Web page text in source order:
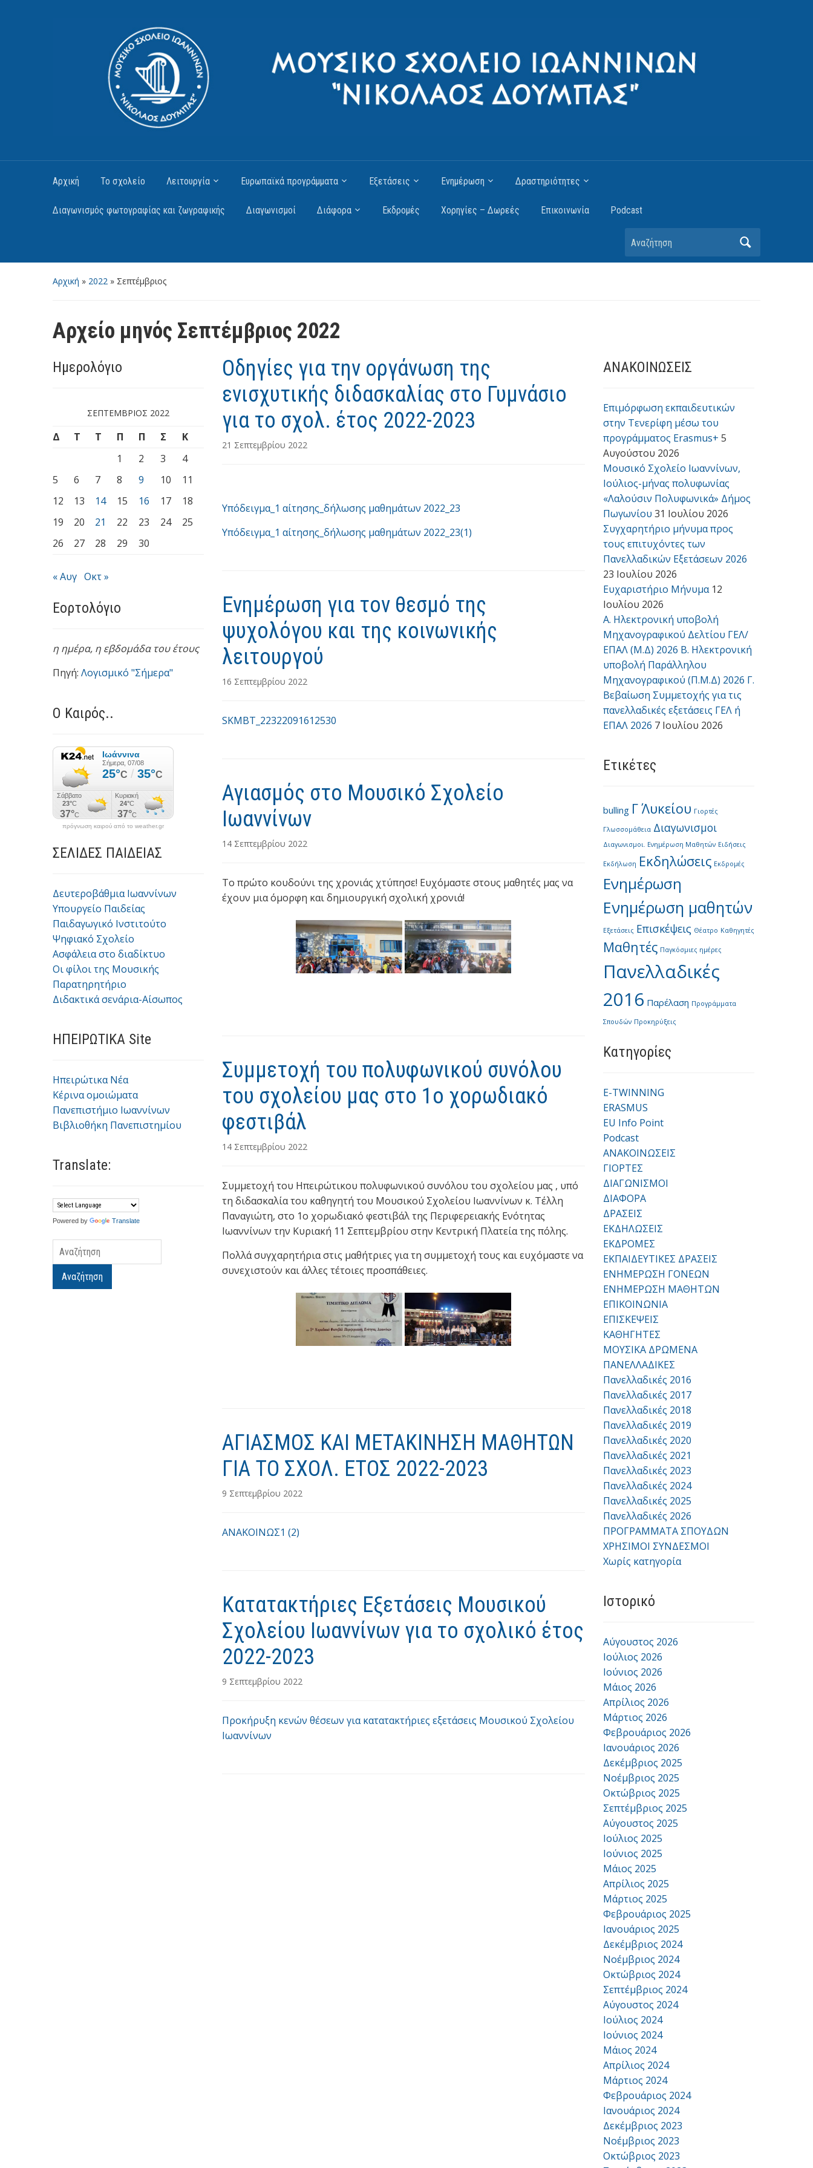
Αρχική Το σχολείο Λειτουργία Ευρωπαϊκά προγράμματα Εξετάσεις Ενημέρωση Δραστηριότητες
Διαγωνισμός φωτογραφίας και ζωγραφικής Διαγωνισμοί Διάφορα Εκδρομές Χορηγίες – Δωρεές Επικοινωνία Podcast
Αρχική » 2022 » Σεπτέμβριος
Αρχείο μηνός Σεπτέμβριος 2022
Ημερολόγιο
ΣΕΠΤΈΜΒΡΙΟΣ 2022
Δ Τ Τ Π Π Σ
Κ
1
2 3
4
5
6 7 8 9 10
11
12
13 14 15 16 17
18
19
20 21 22 23 24
25
26
27 28 29 30
« Αυγ Οκτ »
Εορτολόγιο
η ημέρα, η εβδομάδα του έτους
Πηγή: Λογισμικό "Σήμερα"
Ο Καιρός..
πρόγνωση καιρού από το weather.gr
ΣΕΛΙΔΕΣ ΠΑΙΔΕΙΑΣ
Δευτεροβάθμια Ιωαννίνων
Υπουργείο Παιδείας
Παιδαγωγικό Ινστιτούτο
Ψηφιακό Σχολείο
Ασφάλεια στο διαδίκτυο
Οι φίλοι της Μουσικής
Παρατηρητήριο
Διδακτικά σενάρια-Αίσωπος
ΗΠΕΙΡΩΤΙΚΑ Site
Ηπειρώτικα Νέα
Κέρινα ομοιώματα
Πανεπιστήμιο Ιωαννίνων
Βιβλιοθήκη Πανεπιστημίου
Translate:
Powered by Translate
Αναζήτηση
Οδηγίες για την οργάνωση της
ενισχυτικής διδασκαλίας στο Γυμνάσιο
για το σχολ. έτος 2022-2023
21 Σεπτεμβρίου 2022
Υπόδειγμα_1 αίτησης_δήλωσης μαθημάτων 2022_23
Υπόδειγμα_1 αίτησης_δήλωσης μαθημάτων 2022_23(1)
Ενημέρωση για τον θεσμό της
ψυχολόγου και της κοινωνικής
λειτουργού
16 Σεπτεμβρίου 2022
SKMBT_22322091612530
Αγιασμός στο Μουσικό Σχολείο
Ιωαννίνων
14 Σεπτεμβρίου 2022
Το πρώτο κουδούνι της χρονιάς χτύπησε! Ευχόμαστε στους μαθητές μας να
έχουν μια όμορφη και δημιουργική σχολική χρονιά!
Συμμετοχή του πολυφωνικού συνόλου
του σχολείου μας στο 1ο χορωδιακό
φεστιβάλ
14 Σεπτεμβρίου 2022
Συμμετοχή του Ηπειρώτικου πολυφωνικού συνόλου του σχολείου μας , υπό
τη διδασκαλία του καθηγητή του Μουσικού Σχολείου Ιωαννίνων κ. Τέλλη
Παναγιώτη, στο 1ο χορωδιακό φεστιβάλ της Περιφερειακής Ενότητας
Ιωαννίνων την Κυριακή 11 Σεπτεμβρίου στην Κεντρική Πλατεία της πόλης.
Πολλά συγχαρητήρια στις μαθήτριες για τη συμμετοχή τους και ευχόμαστε να
συνεχιστούν και άλλες τέτοιες προσπάθειες.
ΑΓΙΑΣΜΟΣ ΚΑΙ ΜΕΤΑΚΙΝΗΣΗ ΜΑΘΗΤΩΝ
ΓΙΑ ΤΟ ΣΧΟΛ. ΕΤΟΣ 2022-2023
9 Σεπτεμβρίου 2022
ΑΝΑΚΟΙΝΩΣ1 (2)
Κατατακτήριες Εξετάσεις Μουσικού
Σχολείου Ιωαννίνων για το σχολικό έτος
2022-2023
9 Σεπτεμβρίου 2022
Προκήρυξη κενών θέσεων για κατατακτήριες εξετάσεις Μουσικού Σχολείου
Ιωαννίνων
ΑΝΑΚΟΙΝΩΣΕΙΣ
Επιμόρφωση εκπαιδευτικών
στην Τενερίφη μέσω του
προγράμματος Erasmus+ 5
Αυγούστου 2026
Μουσικό Σχολείο Ιωαννίνων,
Ιούλιος-μήνας πολυφωνίας
«Λαλούσιν Πολυφωνικά» Δήμος
Πωγωνίου 31 Ιουλίου 2026
Συγχαρητήριο μήνυμα προς
τους επιτυχόντες των
Πανελλαδικών Εξετάσεων 2026
23 Ιουλίου 2026
Ευχαριστήριο Μήνυμα 12
Ιουλίου 2026
Α. Ηλεκτρονική υποβολή
Μηχανογραφικού Δελτίου ΓΕΛ/
ΕΠΑΛ (Μ.Δ) 2026 Β. Ηλεκτρονική
υποβολή Παράλληλου
Μηχανογραφικού (Π.Μ.Δ) 2026 Γ.
Βεβαίωση Συμμετοχής για τις
πανελλαδικές εξετάσεις ΓΕΛ ή
ΕΠΑΛ 2026 7 Ιουλίου 2026
Ετικέτες
bulling Γ΄ Λυκείου Γιορτές
Γλωσσομάθεια Διαγωνισμοι
Διαγωνισμοι. Ενημέρωση Μαθητών Ειδήσεις
Εκδήλωση Εκδηλώσεις Εκδρομές
Ενημέρωση
Ενημέρωση μαθητών
Εξετάσεις Επισκέψεις Θέατρο Καθηγητές
Μαθητές Παγκόσμιες ημέρες
Πανελλαδικές
2016 Παρέλαση Προγράμματα
Σπουδών Προκηρύξεις
Kατηγορίες
E-TWINNING
ERASMUS
EU Info Point
Podcast
ΑΝΑΚΟΙΝΩΣΕΙΣ
ΓΙΟΡΤΕΣ
ΔΙΑΓΩΝΙΣΜΟΙ
ΔΙΑΦΟΡΑ
ΔΡΑΣΕΙΣ
ΕΚΔΗΛΩΣΕΙΣ
ΕΚΔΡΟΜΕΣ
ΕΚΠΑΙΔΕΥΤΙΚΕΣ ΔΡΑΣΕΙΣ
ΕΝΗΜΕΡΩΣΗ ΓΟΝΕΩΝ
ΕΝΗΜΕΡΩΣΗ ΜΑΘΗΤΩΝ
ΕΠΙΚΟΙΝΩΝΙΑ
ΕΠΙΣΚΕΨΕΙΣ
ΚΑΘΗΓΗΤΕΣ
ΜΟΥΣΙΚΑ ΔΡΩΜΕΝΑ
ΠΑΝΕΛΛΑΔΙΚΕΣ
Πανελλαδικές 2016
Πανελλαδικές 2017
Πανελλαδικές 2018
Πανελλαδικές 2019
Πανελλαδικές 2020
Πανελλαδικές 2021
Πανελλαδικές 2023
Πανελλαδικές 2024
Πανελλαδικές 2025
Πανελλαδικές 2026
ΠΡΟΓΡΑΜΜΑΤΑ ΣΠΟΥΔΩΝ
ΧΡΗΣΙΜΟΙ ΣΥΝΔΕΣΜΟΙ
Χωρίς κατηγορία
Ιστορικό
Αύγουστος 2026
Ιούλιος 2026
Ιούνιος 2026
Μάιος 2026
Απρίλιος 2026
Μάρτιος 2026
Φεβρουάριος 2026
Ιανουάριος 2026
Δεκέμβριος 2025
Νοέμβριος 2025
Οκτώβριος 2025
Σεπτέμβριος 2025
Αύγουστος 2025
Ιούλιος 2025
Ιούνιος 2025
Μάιος 2025
Απρίλιος 2025
Μάρτιος 2025
Φεβρουάριος 2025
Ιανουάριος 2025
Δεκέμβριος 2024
Νοέμβριος 2024
Οκτώβριος 2024
Σεπτέμβριος 2024
Αύγουστος 2024
Ιούλιος 2024
Ιούνιος 2024
Μάιος 2024
Απρίλιος 2024
Μάρτιος 2024
Φεβρουάριος 2024
Ιανουάριος 2024
Δεκέμβριος 2023
Νοέμβριος 2023
Οκτώβριος 2023